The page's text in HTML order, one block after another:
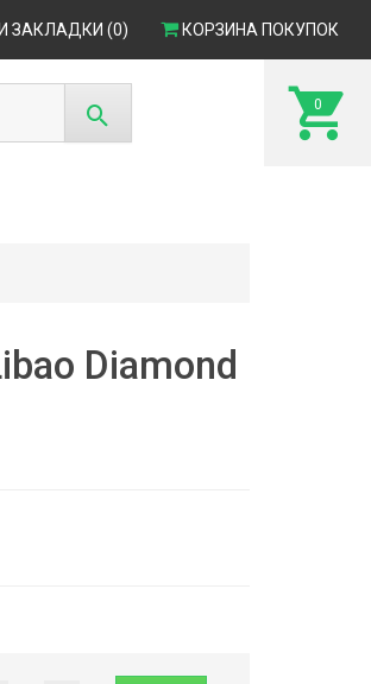
ЗАКЛАДКИ (0) КОРЗИНА ПОКУПОК
0
Diamond